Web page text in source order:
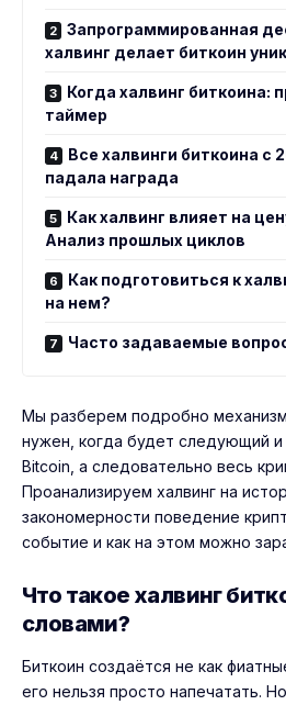
Запрограммированная
халвинг делает биткоин
Когда халвинг биткоина:
таймер
Все халвинги биткоина с
падала награда
Как халвинг влияет на
Анализ прошлых циклов
Как подготовиться к
на нем?
Часто задаваемые
Мы разберем подробно механизм
нужен, когда будет следующий и
Bitcoin, а следовательно весь
Проанализируем халвинг на
закономерности поведение
событие и как на этом можно
Что такое халвинг
словами?
Биткоин создаётся не как
его нельзя просто напечатать.